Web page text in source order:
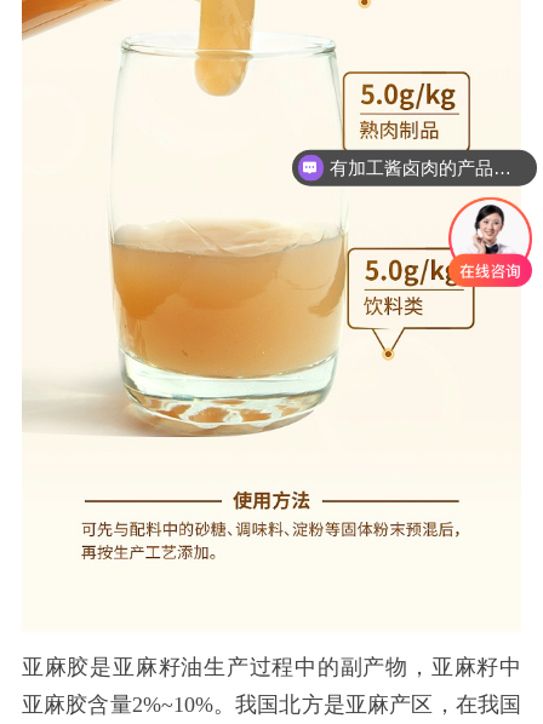
亚麻胶是亚麻籽油生产过程中的副产物，亚麻籽中
亚麻胶含量2%~10%。我国北方是亚麻产区，在我国
有加工酱卤肉的产品吗？